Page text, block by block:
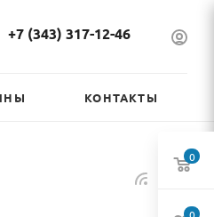
+7 (343) 317-12-46
КОНТАКТЫ
0